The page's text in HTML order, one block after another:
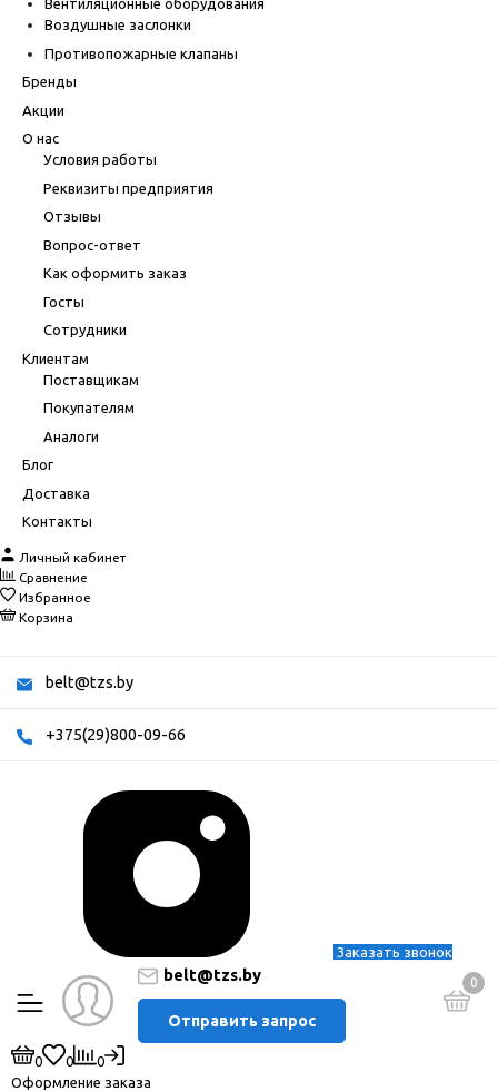
Вентиляционные оборудования
Воздушные заслонки
Противопожарные клапаны
Бренды
Акции
О нас
Условия работы
Реквизиты предприятия
Отзывы
Вопрос-ответ
Как оформить заказ
Госты
Сотрудники
Клиентам
Поставщикам
Покупателям
Аналоги
Блог
Доставка
Контакты
Личный кабинет
Сравнение
Избранное
Корзина
belt@tzs.by
+375(29)800-09-66
Заказать звонок
belt@tzs.by
Отправить запрос
0
0 0
0
Оформление заказа